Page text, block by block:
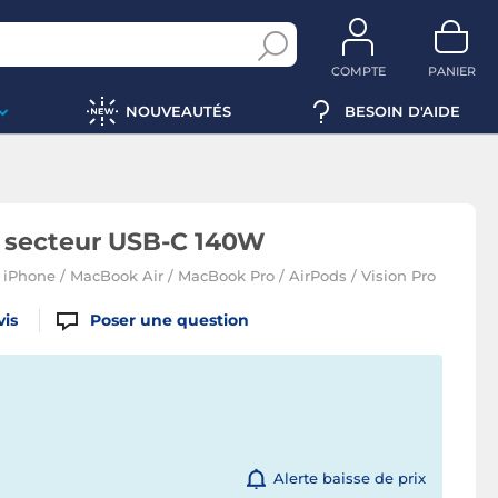
COMPTE PANIER
NOUVEAUTÉS BESOIN D'AIDE
USB-C 140W
/ MacBook Air / MacBook Pro / AirPods / Vision Pro
Poser une question
Alerte baisse de prix